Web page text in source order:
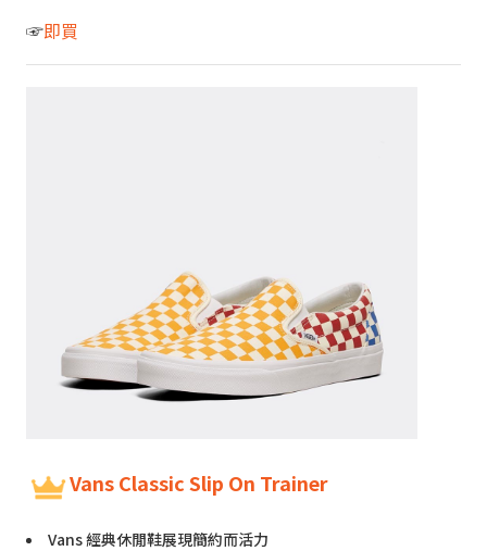
☞即買
Vans Classic Slip On Trainer
Vans 經典休閒鞋展現簡約而活力